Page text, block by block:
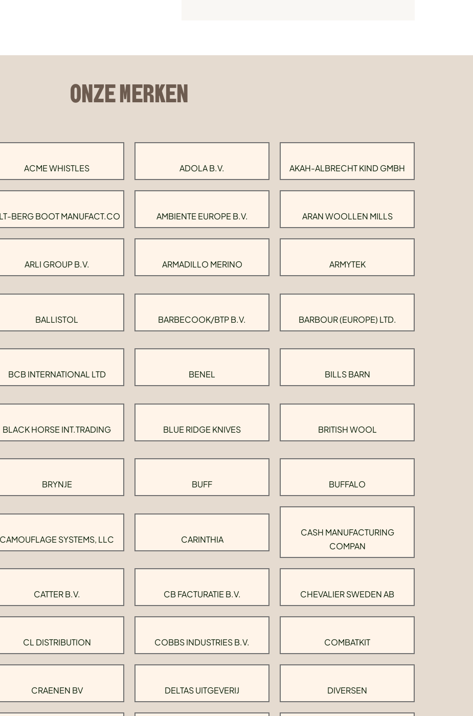
ONZE MERKEN
ACME WHISTLES ADOLA B.V. AKAH-ALBRECHT KIND GMBH
BERG BOOT MANUFACT.CO AMBIENTE EUROPE B.V. ARAN WOOLLEN MILLS
ARLI GROUP B.V. ARMADILLO MERINO ARMYTEK
BALLISTOL BARBECOOK/BTP B.V. BARBOUR (EUROPE) LTD.
BCB INTERNATIONAL LTD BENEL BILLS BARN
BLACK HORSE INT.TRADING BLUE RIDGE KNIVES BRITISH WOOL
BRYNJE BUFF BUFFALO
CAMOUFLAGE SYSTEMS, LLC CARINTHIA
CASH MANUFACTURING
COMPAN
CATTER B.V. CB FACTURATIE B.V. CHEVALIER SWEDEN AB
CL DISTRIBUTION COBBS INDUSTRIES B.V. COMBATKIT
CRAENEN BV DELTAS UITGEVERIJ DIVERSEN